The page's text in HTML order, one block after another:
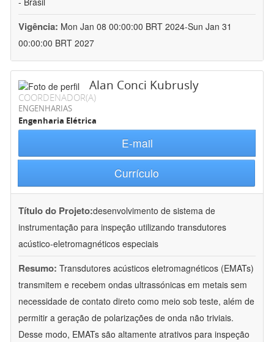
Vigência: Mon Jan 08 00:00:00 BRT 2024-Sun Jan 31
00:00:00 BRT 2027
Alan Conci Kubrusly
COORDENADOR(A)
ENGENHARIAS
Engenharia Elétrica
E-mail
Currículo
Título do Projeto:desenvolvimento de sistema de
instrumentação para inspeção utilizando transdutores
acústico-eletromagnéticos especiais
Resumo: Transdutores acústicos eletromagnéticos (EMATs)
transmitem e recebem ondas ultrassónicas em metais sem
necessidade de contato direto como meio sob teste, além de
permitir a geração de polarizações de onda não triviais.
Desse modo, EMATs são altamente atrativos para inspeção